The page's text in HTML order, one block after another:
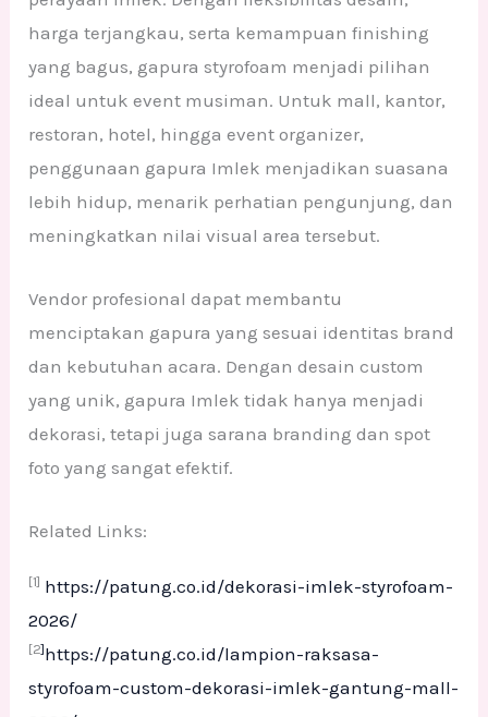
harga terjangkau, serta kemampuan finishing
yang bagus, gapura styrofoam menjadi pilihan
ideal untuk event musiman. Untuk mall, kantor,
restoran, hotel, hingga event organizer,
penggunaan gapura Imlek menjadikan suasana
lebih hidup, menarik perhatian pengunjung, dan
meningkatkan nilai visual area tersebut.
Vendor profesional dapat membantu
menciptakan gapura yang sesuai identitas brand
dan kebutuhan acara. Dengan desain custom
yang unik, gapura Imlek tidak hanya menjadi
dekorasi, tetapi juga sarana branding dan spot
foto yang sangat efektif.
Related Links:
[1] https://patung.co.id/dekorasi-imlek-styrofoam-
2026/
[2]https://patung.co.id/lampion-raksasa-
styrofoam-custom-dekorasi-imlek-gantung-mall-